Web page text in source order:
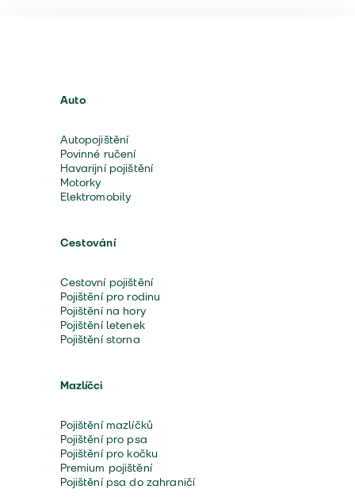
Auto
Autopojištění
Povinné ručení
Havarijní pojištění
Motorky
Elektromobily
Cestování
Cestovní pojištění
Pojištění pro rodinu
Pojištění na hory
Pojištění letenek
Pojištění storna
Mazlíčci
Pojištění mazlíčků
Pojištění pro psa
Pojištění pro kočku
Premium pojištění
Pojištění psa do zahraničí